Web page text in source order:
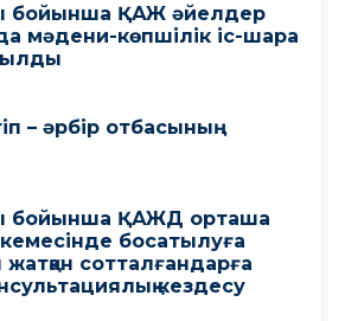
бойынша ҚАЖ әйелдер
мәдени-көпшілік іс-шара
– әрбір отбасының
бойынша ҚАЖД орташа
босатылуға
сотталғандарға
кездесу